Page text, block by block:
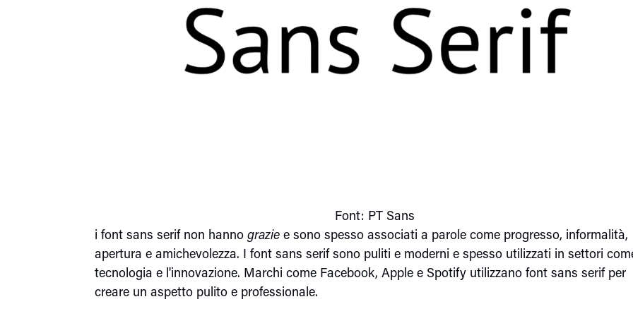
Font: PT Sans
i font sans serif non hannograziee sono spesso associati a parole come progresso, informalità,
apertura e amichevolezza. I font sans serif sono puliti e moderni e spesso utilizzati in settori
tecnologia e l'innovazione. Marchi come Facebook, Apple e Spotify utilizzano font sans serif per
creare un aspetto pulito e professionale.